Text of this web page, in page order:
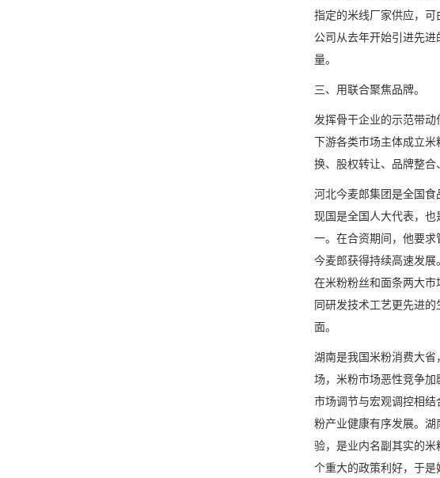
指定的米线厂家供应，可
公司从去年开始引进先
量。
三、用联合聚焦品牌。
发挥骨干企业的示范带
下游各类市场主体成立
换、股权转让、品牌整合
河北今麦郎集团是全国
现国是全国人大代表，
一。在合资期间，他要求
今麦郎获得持续高速发
在米粉粉丝和面条两大
同研发技术工艺更先进
面。
湖南是我国米粉消费大
场，米粉市场恶性竞争
市场调节与宏观调控相
粉产业健康有序发展。
验，是业内名副其实的
个重大的政策利好，于